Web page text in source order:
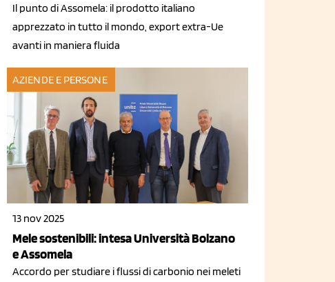
Il punto di Assomela: il prodotto italiano
apprezzato in tutto il mondo, export extra-Ue
avanti in maniera fluida
AZIENDE E PERSONE
13 nov 2025
Mele sostenibili: intesa Università Bolzano
e Assomela
Accordo per studiare i flussi di carbonio nei meleti